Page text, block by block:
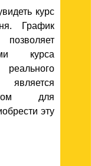
курс
График
курса
для
эту